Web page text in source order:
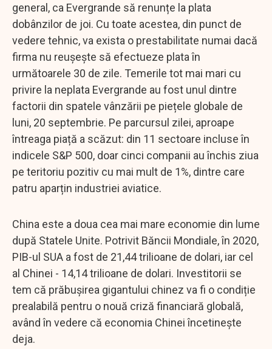
general, ca Evergrande să renunțe la plata
dobânzilor de joi. Cu toate acestea, din punct de
vedere tehnic, va exista o prestabilitate numai dacă
firma nu reușește să efectueze plata în
următoarele 30 de zile. Temerile tot mai mari cu
privire la neplata Evergrande au fost unul dintre
factorii din spatele vânzării pe piețele globale de
luni, 20 septembrie. Pe parcursul zilei, aproape
întreaga piață a scăzut: din 11 sectoare incluse în
indicele S&P 500, doar cinci companii au închis ziua
pe teritoriu pozitiv cu mai mult de 1%, dintre care
patru aparțin industriei aviatice.
China este a doua cea mai mare economie din lume
după Statele Unite. Potrivit Băncii Mondiale, în 2020,
PIB-ul SUA a fost de 21,44 trilioane de dolari, iar cel
al Chinei - 14,14 trilioane de dolari. Investitorii se
tem că prăbușirea gigantului chinez va fi o condiție
prealabilă pentru o nouă criză financiară globală,
având în vedere că economia Chinei încetinește
deja.